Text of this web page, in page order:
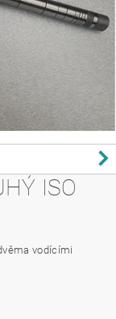
ISO
vodícími